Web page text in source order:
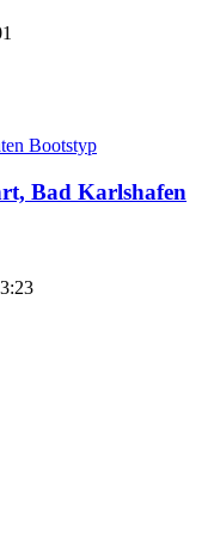
Bootstyp
Bad Karlshafen